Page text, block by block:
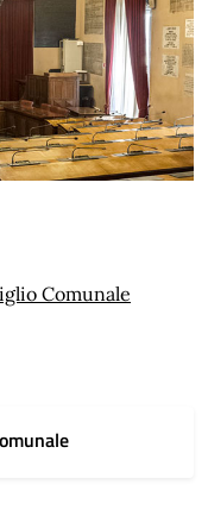
Comunale